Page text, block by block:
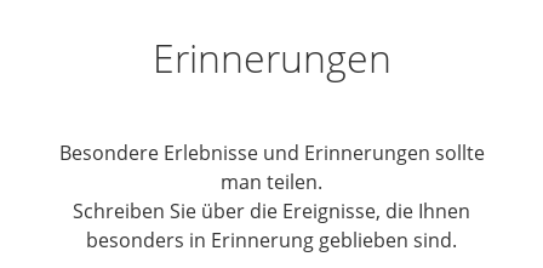
Erinnerungen
Besondere Erlebnisse und Erinnerungen sollte
man teilen.
Schreiben Sie über die Ereignisse, die Ihnen
besonders in Erinnerung geblieben sind.